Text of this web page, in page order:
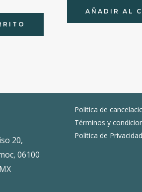
AÑADIR AL
20,
06100
Política de
Términos y
Política de Privacidad